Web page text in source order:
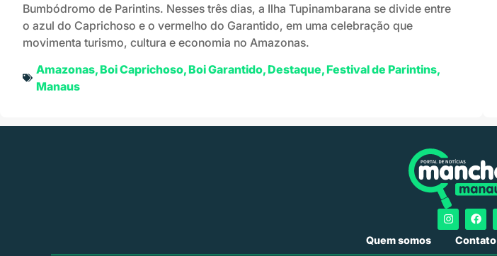
Bumbódromo de Parintins. Nesses três dias, a Ilha Tupinambarana se divide entre
o azul do Caprichoso e o vermelho do Garantido, em uma celebração que
movimenta turismo, cultura e economia no Amazonas.
Amazonas,Boi Caprichoso,Boi Garantido,Destaque,Festival de Parintins,
Manaus
Quem somos Contato